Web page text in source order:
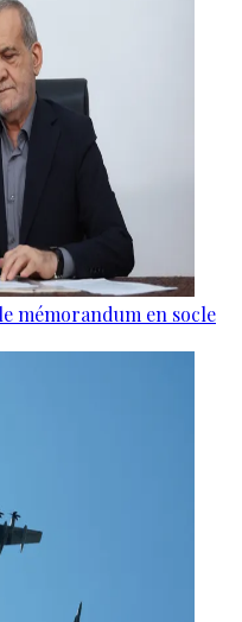
mémorandum en socle